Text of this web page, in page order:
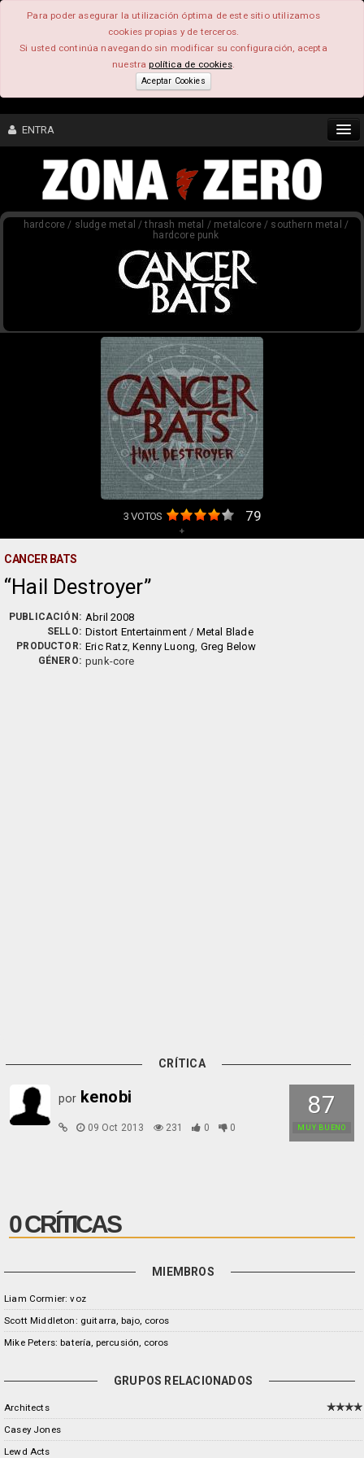
Para poder asegurar la utilización óptima de este sitio utilizamos
cookies propias y de terceros.
Si usted continúa navegando sin modificar su configuración, acepta
nuestrapolítica de cookies.
Aceptar Cookies
ENTRA
CONTENIDO
COMUNIDAD
hardcore / sludge metal / thrash metal / metalcore / southern metal /
hardcore punk
3VOTOS 79
+
CANCER BATS
Hail Destroyer
PUBLICACIÓN: Abril 2008
SELLO: Distort Entertainment / Metal Blade
PRODUCTOR: Eric Ratz,Kenny Luong, Greg Below
GÉNERO: punk-core
CRÍTICA
87
MUY BUENO
por kenobi
09 Oct 2013 231 0 0
0 CRÍTICAS
MIEMBROS
Liam Cormier: voz
Scott Middleton: guitarra, bajo, coros
Mike Peters: batería, percusión, coros
GRUPOS RELACIONADOS
Architects
Casey Jones
Lewd Acts